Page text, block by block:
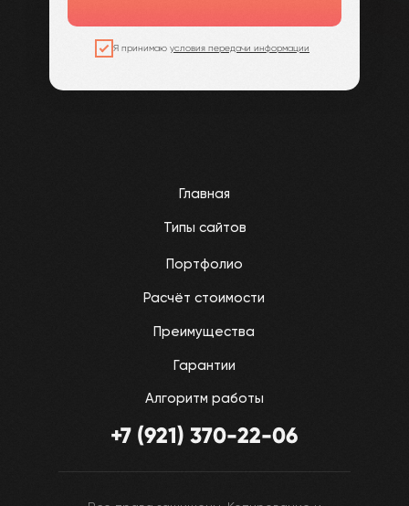
Я принимаю условия передачи информации
Типы сайтов
Портфолио
Расчёт стоимости
Преимущества
Гарантии
+7 (921) 370-22-06
Главная
Алгоритм работы